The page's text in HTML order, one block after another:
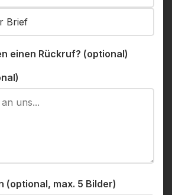
Brief
einen Rückruf? (optional)
(optional, max. 5 Bilder)